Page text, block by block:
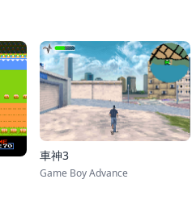
車神3
Game Boy Advance